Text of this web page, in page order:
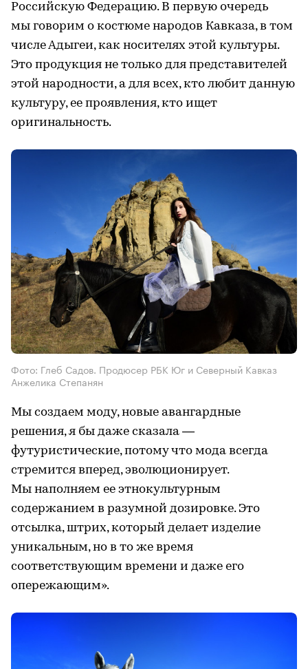
Российскую Федерацию. В первую очередь
мы говорим о костюме народов Кавказа, в том
числе Адыгеи, как носителях этой культуры.
Это продукция не только для представителей
этой народности, а для всех, кто любит данную
культуру, ее проявления, кто ищет
оригинальность.
Фото: Глеб Садов. Продюсер РБК Юг и Северный Кавказ
Анжелика Степанян
Мы создаем моду, новые авангардные
решения, я бы даже сказала —
футуристические, потому что мода всегда
стремится вперед, эволюционирует.
Мы наполняем ее этнокультурным
содержанием в разумной дозировке. Это
отсылка, штрих, который делает изделие
уникальным, но в то же время
соответствующим времени и даже его
опережающим».